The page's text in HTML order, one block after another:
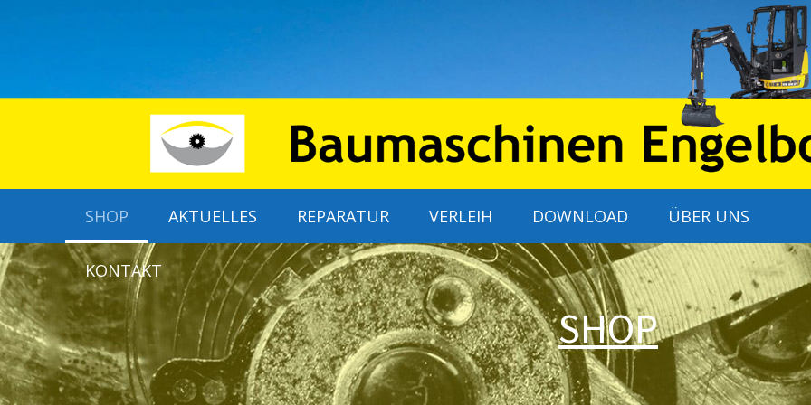
SHOP AKTUELLES REPARATUR VERLEIH DOWNLOAD ÜBER UNS
KONTAKT
SHOP